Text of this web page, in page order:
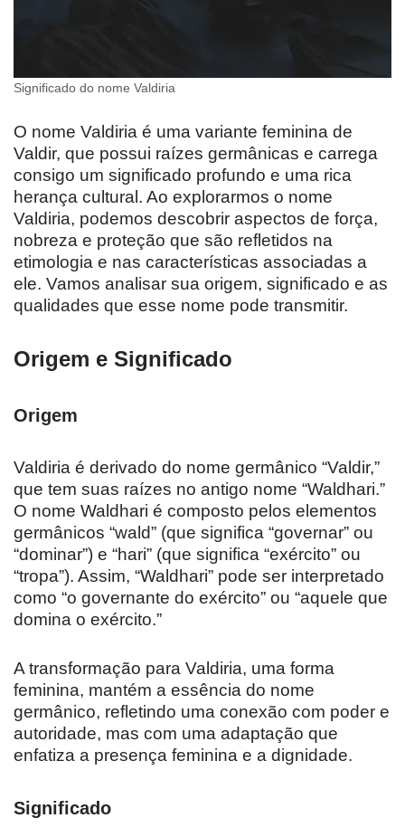
Significado do nome Valdiria
O nome Valdiria é uma variante feminina de
Valdir, que possui raízes germânicas e carrega
consigo um significado profundo e uma rica
herança cultural. Ao explorarmos o nome
Valdiria, podemos descobrir aspectos de força,
nobreza e proteção que são refletidos na
etimologia e nas características associadas a
ele. Vamos analisar sua origem, significado e as
qualidades que esse nome pode transmitir.
Origem e Significado
Origem
Valdiria é derivado do nome germânico “Valdir,”
que tem suas raízes no antigo nome “Waldhari.”
O nome Waldhari é composto pelos elementos
germânicos “wald” (que significa “governar” ou
“dominar”) e “hari” (que significa “exército” ou
“tropa”). Assim, “Waldhari” pode ser interpretado
como “o governante do exército” ou “aquele que
domina o exército.”
A transformação para Valdiria, uma forma
feminina, mantém a essência do nome
germânico, refletindo uma conexão com poder e
autoridade, mas com uma adaptação que
enfatiza a presença feminina e a dignidade.
Significado